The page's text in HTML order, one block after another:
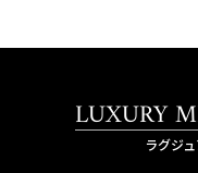
LUXURY
ラグジ